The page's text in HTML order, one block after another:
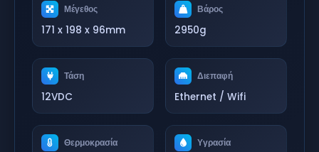
Μέγεθος
171 x 198 x 96mm
Βάρος
2950g
Τάση
12VDC
Διεπαφή
Ethernet / Wifi
Θερμοκρασία Υγρασία